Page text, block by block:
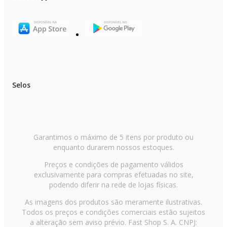
01 manual de instruções
Selos
Garantimos o máximo de 5 itens por produto ou
enquanto durarem nossos estoques.
Preços e condições de pagamento válidos
exclusivamente para compras efetuadas no site,
podendo diferir na rede de lojas físicas.
As imagens dos produtos são meramente ilustrativas.
Todos os preços e condições comerciais estão sujeitos
a alteração sem aviso prévio. Fast Shop S. A. CNPJ: